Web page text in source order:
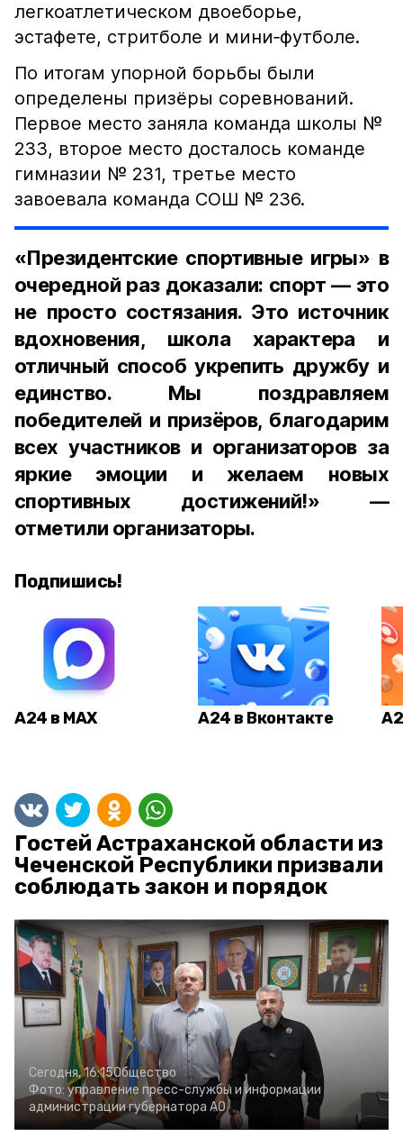
легкоатлетическом двоеборье,
эстафете, стритболе и мини‑футболе.
По итогам упорной борьбы были
определены призёры соревнований.
Первое место заняла команда школы №
233, второе место досталось команде
гимназии № 231, третье место
завоевала команда СОШ № 236.
«Президентские спортивные игры» в
очередной раз доказали: спорт — это
не просто состязания. Это источник
вдохновения, школа характера и
отличный способ укрепить дружбу и
единство. Мы поздравляем
победителей и призёров, благодарим
всех участников и организаторов за
яркие эмоции и желаем новых
спортивных достижений!» —
отметили организаторы.
Подпишись!
А24 в MAX А24 в Вконтакте
Гостей Астраханской области из
Чеченской Республики призвали
соблюдать закон и порядок
Сегодня, 16:15Общество
Фото: управление пресс-службы и информации
администрации губернатора АО